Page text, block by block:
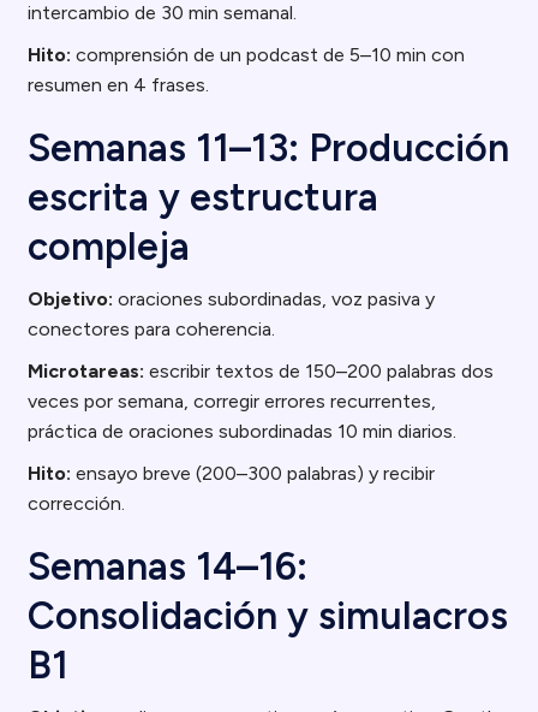
intercambio de 30 min semanal.
Hito: comprensión de un podcast de 5–10 min con
resumen en 4 frases.
Semanas 11–13: Producción
escrita y estructura
compleja
Objetivo: oraciones subordinadas, voz pasiva y
conectores para coherencia.
Microtareas: escribir textos de 150–200 palabras dos
veces por semana, corregir errores recurrentes,
práctica de oraciones subordinadas 10 min diarios.
Hito: ensayo breve (200–300 palabras) y recibir
corrección.
Semanas 14–16:
Consolidación y simulacros
B1